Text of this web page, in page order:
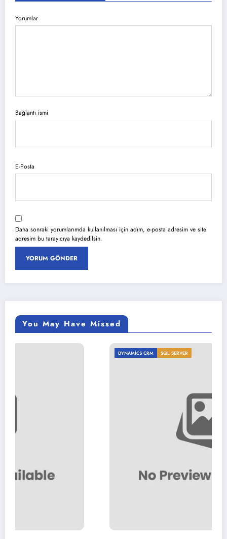
Yorumlar
Bağlantı ismi
E-Posta
Daha sonraki yorumlarımda kullanılması için adım, e-posta adresim ve site
adresim bu tarayıcıya kaydedilsin.
You May Have Missed
SQL SERVER